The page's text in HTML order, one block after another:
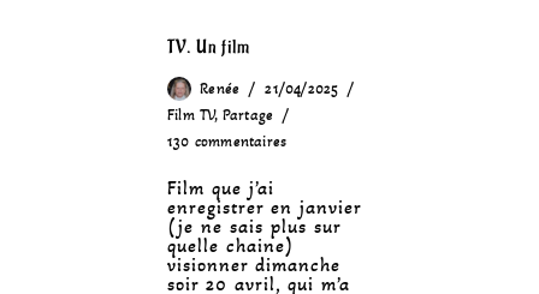
TV. Un film
Renée
21/04/2025
Film TV, Partage
130 commentaires
Film que j’ai
enregistrer en janvier
(je ne sais plus sur
quelle chaine)
visionner dimanche
soir 20 avril, qui m’a